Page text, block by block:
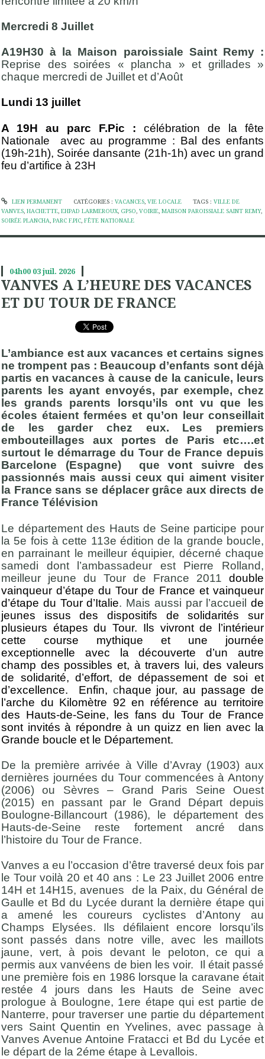
Mercredi 8 Juillet
A19H30 à la Maison paroissiale Saint Remy :
Reprise des soirées « plancha » et grillades »
chaque mercredi de Juillet et d’Août
Lundi 13 juillet
A 19H au parc F.Pic : célébration de la fête
Nationale avec au programme : Bal des enfants
(19h-21h), Soirée dansante (21h-1h) avec un grand
feu d’artifice à 23H
LIEN PERMANENT CATÉGORIES : VACANCES, VIE LOCALE TAGS :VILLE DE
VANVES, HACHETTE, EHPAD LARMEROUX, GPSO, VOIRIE, MAIISON PAROISSIALE SAINT REMY,
SOIRÉE PLANCHA, PARC F.PIC, FÊTE NATIONALE
04h00 03juil. 2026
VANVES A L’HEURE DES VACANCES
ET DU TOUR DE FRANCE
L’ambiance est aux vacances et certains signes
ne trompent pas : Beaucoup d’enfants sont déjà
partis en vacances à cause de la canicule, leurs
parents les ayant envoyés, par exemple, chez
les grands parents lorsqu’ils ont vu que les
écoles étaient fermées et qu’on leur conseillait
de les garder chez eux. Les premiers
embouteillages aux portes de Paris etc….et
surtout le démarrage du Tour de France depuis
Barcelone (Espagne) que vont suivre des
passionnés mais aussi ceux qui aiment visiter
la France sans se déplacer grâce aux directs de
France Télévision
Le département des Hauts de Seine participe pour
la 5e fois à cette 113e édition de la grande boucle,
en parrainant le meilleur équipier, décerné chaque
samedi dont l’ambassadeur est Pierre Rolland,
meilleur jeune du Tour de France 2011 double
vainqueur d’étape du Tour de France et vainqueur
d’étape du Tour d’Italie. Mais aussi par l’accueil de
jeunes issus des dispositifs de solidarités sur
plusieurs étapes du Tour. Ils vivront de l’intérieur
cette course mythique et une journée
exceptionnelle avec la découverte d’un autre
champ des possibles et, à travers lui, des valeurs
de solidarité, d’effort, de dépassement de soi et
d’excellence. Enfin, chaque jour, au passage de
l’arche du Kilomètre 92 en référence au territoire
des Hauts-de-Seine, les fans du Tour de France
sont invités à répondre à un quizz en lien avec la
Grande boucle et le Département.
De la première arrivée à Ville d’Avray (1903) aux
dernières journées du Tour commencées à Antony
(2006) ou Sèvres – Grand Paris Seine Ouest
(2015) en passant par le Grand Départ depuis
Boulogne-Billancourt (1986), le département des
Hauts-de-Seine reste fortement ancré dans
l’histoire du Tour de France.
Vanves a eu l’occasion d’être traversé deux fois par
le Tour voilà 20 et 40 ans : Le 23 Juillet 2006 entre
14H et 14H15, avenues de la Paix, du Général de
Gaulle et Bd du Lycée durant la dernière étape qui
a amené les coureurs cyclistes d’Antony au
Champs Elysées. Ils défilaient encore lorsqu’ils
sont passés dans notre ville, avec les maillots
jaune, vert, à pois devant le peloton, ce qui a
permis aux vanvéens de bien les voir. Il était passé
une première fois en 1986 lorsque la caravane était
restée 4 jours dans les Hauts de Seine avec
prologue à Boulogne, 1ere étape qui est partie de
Nanterre, pour traverser une partie du département
vers Saint Quentin en Yvelines, avec passage à
Vanves Avenue Antoine Fratacci et Bd du Lycée et
le départ de la 2éme étape à Levallois.